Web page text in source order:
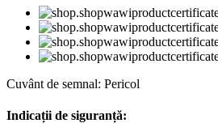
Cuvânt de semnal: Pericol
Indicații de siguranță: